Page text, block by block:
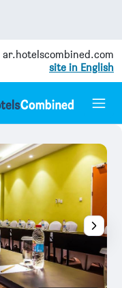
ar.hotelscombined.com
site in English